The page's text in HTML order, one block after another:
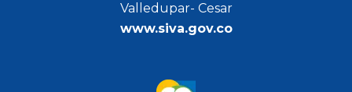
Valledupar- Cesar
www.siva.gov.co